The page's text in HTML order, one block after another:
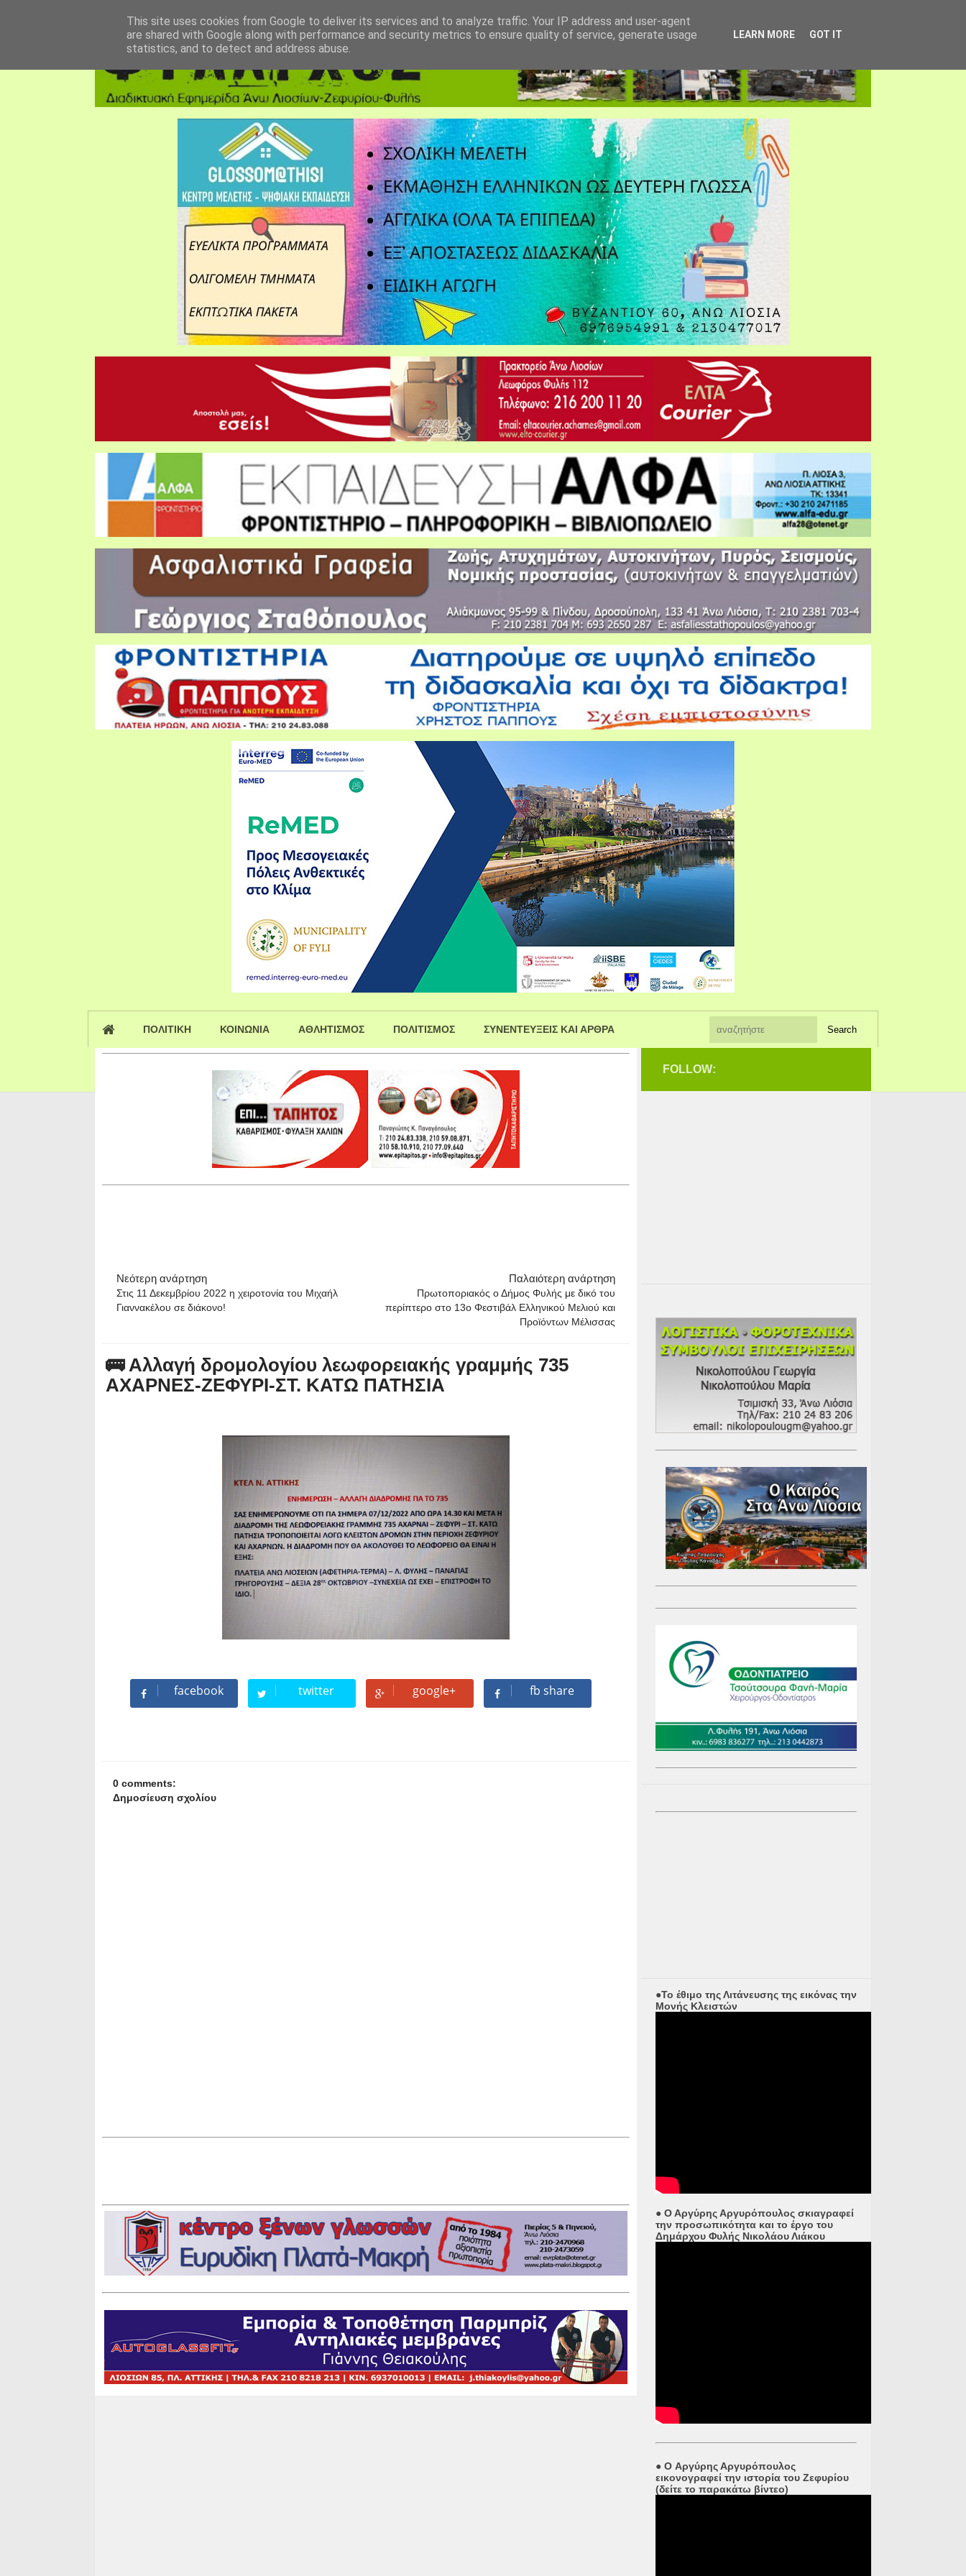
ΠΟΛΙΤΙΚΗ ΚΟΙΝΩΝΙΑ ΑΘΛΗΤΙΣΜΟΣ ΠΟΛΙΤΙΣΜΟΣ ΣΥΝΕΝΤΕΥΞΕΙΣ ΚΑΙ ΑΡΘΡΑ
Νεότερη ανάρτηση
Στις 11 Δεκεμβρίου 2022 η χειροτονία του Μιχαήλ
Γιαννακέλου σε διάκονο!
Παλαιότερη ανάρτηση
Πρωτοποριακός ο Δήμος Φυλής με δικό του
περίπτερο στο 13ο Φεστιβάλ Ελληνικού Μελιού και
Προϊόντων Μέλισσας
🚌 Αλλαγή δρομολογίου λεωφορειακής γραμμής 735
ΑΧΑΡΝΕΣ-ΖΕΦΥΡΙ-ΣΤ. ΚΑΤΩ ΠΑΤΗΣΙΑ
facebook twitter google+ fb share
0 comments:
Δημοσίευση σχολίου
FOLLOW:
●Το έθιμο της Λιτάνευσης της εικόνας την
Μονής Κλειστών
● Ο Αργύρης Αργυρόπουλος σκιαγραφεί
την προσωπικότητα και το έργο του
Δημάρχου Φυλής Νικολάου Λιάκου
● O Αργύρης Αργυρόπουλος
εικονογραφεί την ιστορία του Ζεφυρίου
(δείτε το παρακάτω βίντεο)
This site uses cookies from Google to deliver its services and to analyze traffic. Your IP address and user-agent
are shared with Google along with performance and security metrics to ensure quality of service, generate usage
statistics, and to detect and address abuse.
LEARN MORE GOT IT